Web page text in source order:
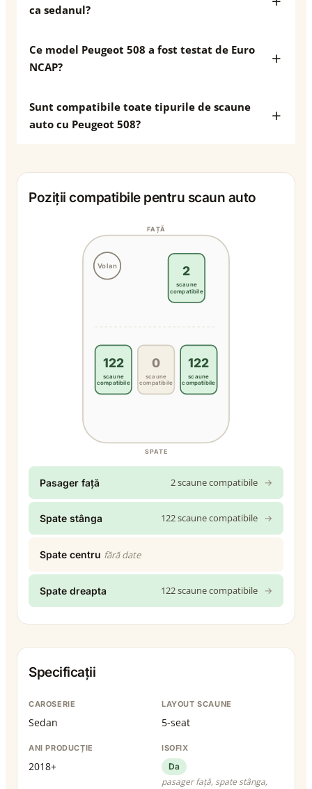
ca sedanul?
Ce model Peugeot 508 a fost testat de Euro
NCAP?
Sunt compatibile toate tipurile de scaune
auto cu Peugeot 508?
Poziții compatibile pentru scaun auto
Volan
FAȚĂ
SPATE
2
scaune
compatibile
122
scaune
compatibile
0
scaune
compatibile
122
scaune
compatibile
Pasager față 2 scaune compatibile →
Spate stânga 122 scaune compatibile →
Spate centru fără date
Spate dreapta 122 scaune compatibile →
Specificații
CAROSERIE
Sedan
LAYOUT SCAUNE
5-seat
ANI PRODUCȚIE
2018+
ISOFIX
Da
pasager față, spate stânga,